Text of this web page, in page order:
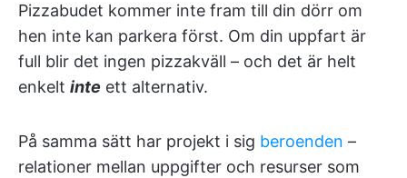
Pizzabudet kommer inte fram till din dörr om
hen inte kan parkera först. Om din uppfart är
full blir det ingen pizzakväll – och det är helt
enkelt inte ett alternativ.
På samma sätt har projekt i sig beroenden –
relationer mellan uppgifter och resurser som